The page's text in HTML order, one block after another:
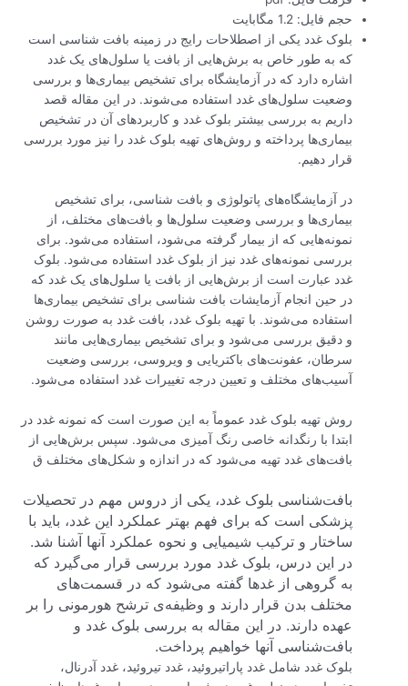
حجم فایل: 1.2 مگابایت
بلوک غدد یکی از اصطلاحات رایج در زمینه بافت شناسی است
که به طور خاص به برش‌هایی از بافت یا سلول‌های یک غدد
اشاره دارد که در آزمایشگاه برای تشخیص بیماری‌ها و بررسی
وضعیت سلول‌های غدد استفاده می‌شوند. در این مقاله قصد
داریم به بررسی بیشتر بلوک غدد و کاربردهای آن در تشخیص
بیماری‌ها پرداخته و روش‌های تهیه بلوک غدد را نیز مورد بررسی
قرار دهیم.
در آزمایشگاه‌های پاتولوژی و بافت شناسی، برای تشخیص
بیماری‌ها و بررسی وضعیت سلول‌ها و بافت‌های مختلف، از
نمونه‌هایی که از بیمار گرفته می‌شود، استفاده می‌شود. برای
بررسی نمونه‌های غدد نیز از بلوک غدد استفاده می‌شود. بلوک
غدد عبارت است از برش‌هایی از بافت یا سلول‌های یک غدد که
در حین انجام آزمایشات بافت شناسی برای تشخیص بیماری‌ها
استفاده می‌شوند. با تهیه بلوک غدد، بافت غدد به صورت روشن
و دقیق بررسی می‌شود و برای تشخیص بیماری‌هایی مانند
سرطان، عفونت‌های باکتریایی و ویروسی، بررسی وضعیت
آسیب‌های مختلف و تعیین درجه تغییرات غدد استفاده می‌شود.
روش تهیه بلوک غدد عموماً به این صورت است که نمونه غدد در
ابتدا با رنگدانه خاصی رنگ آمیزی می‌شود. سپس برش‌هایی از
بافت‌های غدد تهیه می‌شود که در اندازه و شکل‌های مختلف ق
بافت‌شناسی بلوک غدد، یکی از دروس مهم در تحصیلات
پزشکی است که برای فهم بهتر عملکرد این غدد، باید با
ساختار و ترکیب شیمیایی و نحوه عملکرد آنها آشنا شد.
در این درس، بلوک غدد مورد بررسی قرار می‌گیرد که
به گروهی از غدها گفته می‌شود که در قسمت‌های
مختلف بدن قرار دارند و وظیفه‌ی ترشح هورمونی را بر
عهده دارند. در این مقاله به بررسی بلوک غدد و
بافت‌شناسی آنها خواهیم پرداخت.
بلوک غدد شامل غدد پاراتیروئید، غدد تیروئید، غدد آدرنال،